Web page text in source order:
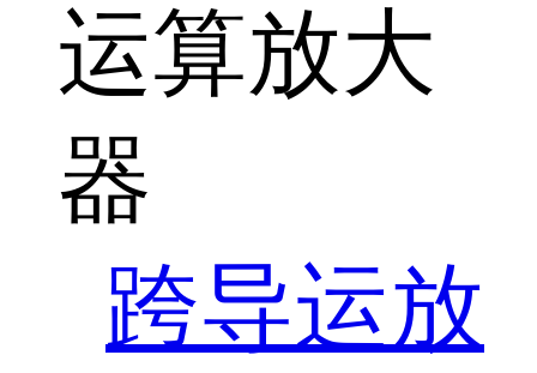
运算放大
器
跨导运放